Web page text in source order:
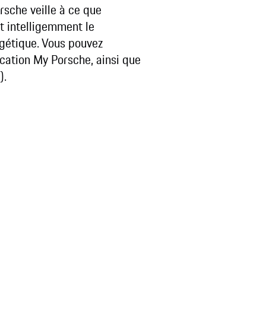
veille à ce que
intelligemment le
Vous pouvez
My Porsche, ainsi que